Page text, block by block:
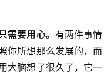
需要用心。 有两件事情
你所想那么发展的，而
大脑想了很久了，它一